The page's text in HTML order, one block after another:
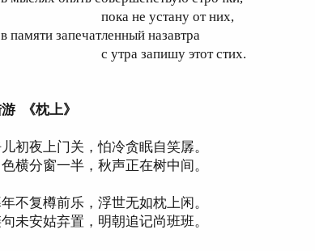
не устану от них,
памяти запечатленный назавтра
утра запишу этот стих.
《枕上》
初夜上门关，怕冷贪眠自笑孱。
色横分窗一半，秋声正在树中间。
不复樽前乐，浮世无如枕上闲。
未安姑弃置，明朝追记尚班班。